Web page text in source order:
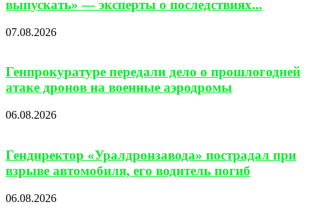
выпускать» — эксперты о последствиях...
07.08.2026
Генпрокуратуре передали дело о прошлогодней
атаке дронов на военные аэродромы
06.08.2026
Гендиректор «Уралдронзавода» пострадал при
взрыве автомобиля, его водитель погиб
06.08.2026